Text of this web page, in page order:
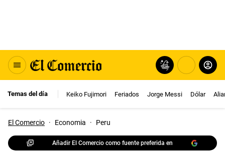
Temas del día Keiko Fujimori Feriados Jorge Messi Dólar
El Comercio · Economia · Peru
Añadir El Comercio como fuente preferida en